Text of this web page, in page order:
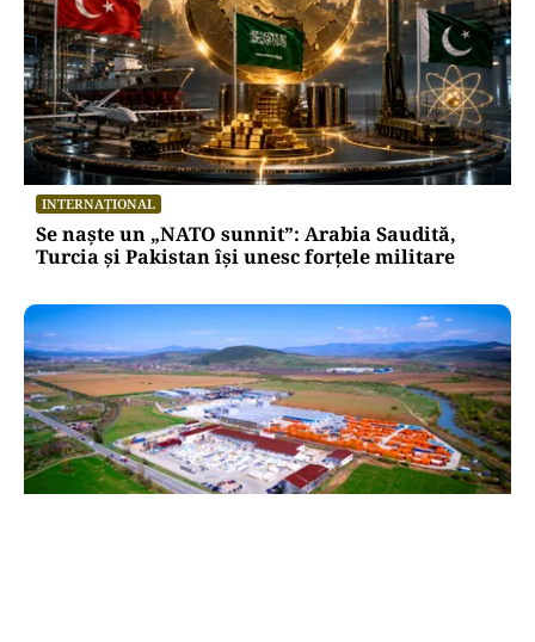
INTERNAȚIONAL
Se naște un „NATO sunnit”: Arabia Saudită,
Turcia și Pakistan își unesc forțele militare